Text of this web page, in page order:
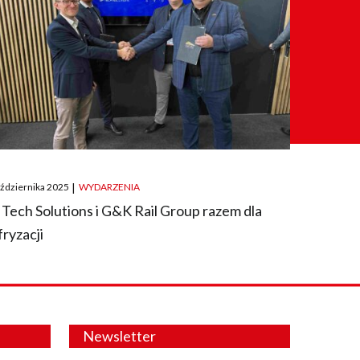
2025 | WYDARZENIA
Tech Solutions i G&K Rail Group razem dla
Newsletter